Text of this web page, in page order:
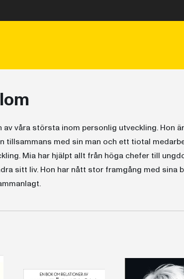
av våra största inom personlig utveckling. Hon
tillsammans med sin man och ett tiotal
Mia har hjälpt allt från höga chefer till
sitt liv. Hon har nått stor framgång med sina